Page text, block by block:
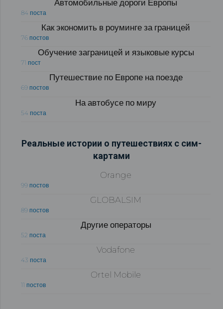
Автомобильные дороги Европы
84 поста
Как экономить в роуминге за границей
76 постов
Обучение заграницей и языковые курсы
71 пост
Путешествие по Европе на поезде
69 постов
На автобусе по миру
54 поста
Реальные истории о путешествиях с сим-
картами
Orange
99 постов
GLOBALSIM
89 постов
Другие операторы
52 поста
Vodafone
43 поста
Ortel Mobile
11 постов